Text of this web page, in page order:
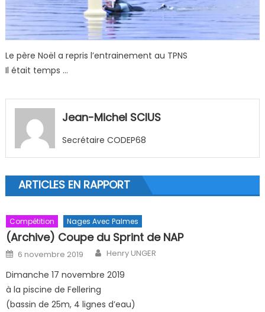
Le père Noël a repris l’entrainement au TPNS
Il était temps …
Jean-Michel SCIUS
Secrétaire CODEP68
ARTICLES EN RAPPORT
Compétition Nages Avec Palmes
(Archive) Coupe du Sprint de NAP
Posted on
6 novembre 2019 Author
Henry UNGER
Dimanche 17 novembre 2019
à la piscine de Fellering
(bassin de 25m, 4 lignes d’eau)